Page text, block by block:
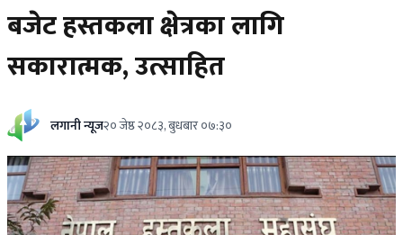
बजेट हस्तकला क्षेत्रका लागि
सकारात्मक, उत्साहित
लगानी न्यूज२० जेष्ठ २०८३, बुधबार ०७:३०